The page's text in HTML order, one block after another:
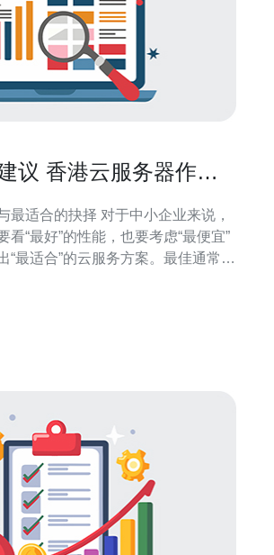
议 香港云服务器作用
最适合的抉择 对于中小企业来说，
“最好”的性能，也要考虑“最便宜”
“最适合”的云服务方案。最佳通常意
则是兼顾业务发展、合规与预算的